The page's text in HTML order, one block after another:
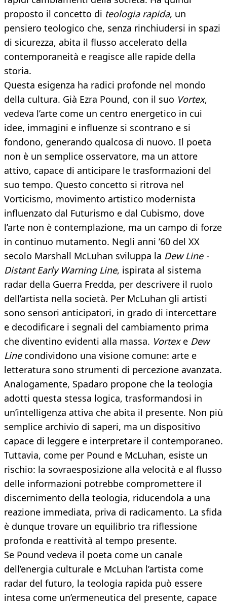
proposto il concetto di teologia rapida, un
pensiero teologico che, senza rinchiudersi in spazi
di sicurezza, abita il flusso accelerato della
contemporaneità e reagisce alle rapide della
storia.
Questa esigenza ha radici profonde nel mondo
della cultura. Già Ezra Pound, con il suo Vortex,
vedeva l’arte come un centro energetico in cui
idee, immagini e influenze si scontrano e si
fondono, generando qualcosa di nuovo. Il poeta
non è un semplice osservatore, ma un attore
attivo, capace di anticipare le trasformazioni del
suo tempo. Questo concetto si ritrova nel
Vorticismo, movimento artistico modernista
influenzato dal Futurismo e dal Cubismo, dove
l’arte non è contemplazione, ma un campo di forze
in continuo mutamento. Negli anni ’60 del XX
secolo Marshall McLuhan sviluppa la Dew Line -
Distant Early Warning Line, ispirata al sistema
radar della Guerra Fredda, per descrivere il ruolo
dell’artista nella società. Per McLuhan gli artisti
sono sensori anticipatori, in grado di intercettare
e decodificare i segnali del cambiamento prima
che diventino evidenti alla massa. Vortexe Dew
Linecondividono una visione comune: arte e
letteratura sono strumenti di percezione avanzata.
Analogamente, Spadaro propone che la teologia
adotti questa stessa logica, trasformandosi in
un’intelligenza attiva che abita il presente. Non più
semplice archivio di saperi, ma un dispositivo
capace di leggere e interpretare il contemporaneo.
Tuttavia, come per Pound e McLuhan, esiste un
rischio: la sovraesposizione alla velocità e al flusso
delle informazioni potrebbe compromettere il
discernimento della teologia, riducendola a una
reazione immediata, priva di radicamento. La sfida
è dunque trovare un equilibrio tra riflessione
profonda e reattività al tempo presente.
Se Pound vedeva il poeta come un canale
dell’energia culturale e McLuhan l’artista come
radar del futuro, la teologia rapida può essere
intesa come un’ermeneutica del presente, capace